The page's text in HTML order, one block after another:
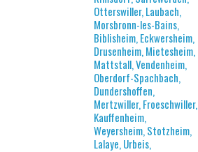
Otterswiller, Laubach,
Morsbronn-les-Bains,
Biblisheim, Eckwersheim,
Drusenheim, Mietesheim,
Mattstall, Vendenheim,
Oberdorf-Spachbach,
Dundershoffen,
Mertzwiller, Froeschwiller,
Kauffenheim,
Weyersheim, Stotzheim,
Lalaye, Urbeis,